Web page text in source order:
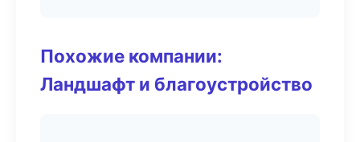
Похожие компании:
Ландшафт и благоустройство